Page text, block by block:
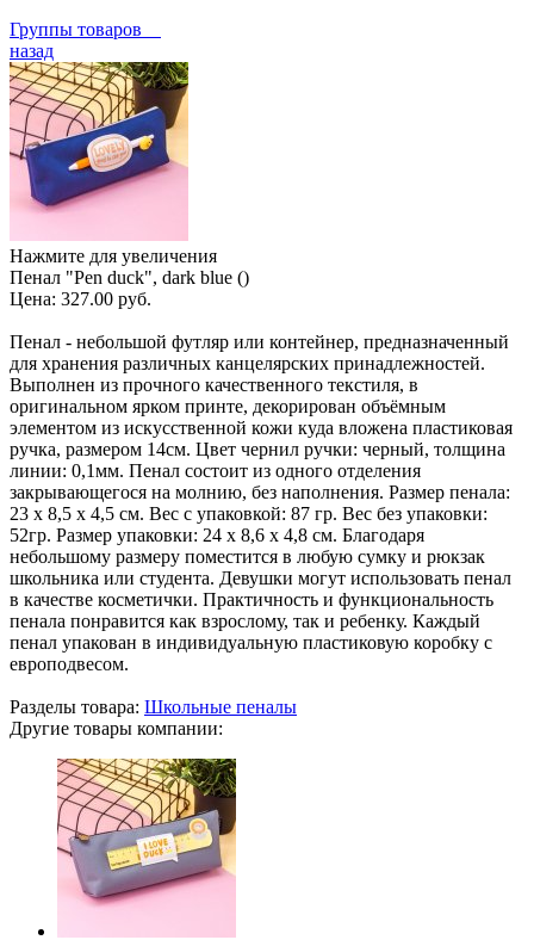
Группы товаров
назад
Нажмите для увеличения
Пенал "Pen duck", dark blue ()
Цена: 327.00 руб.
Пенал - небольшой футляр или контейнер, предназначенный
для хранения различных канцелярских принадлежностей.
Выполнен из прочного качественного текстиля, в
оригинальном ярком принте, декорирован объёмным
элементом из искусственной кожи куда вложена пластиковая
ручка, размером 14см. Цвет чернил ручки: черный, толщина
линии: 0,1мм. Пенал состоит из одного отделения
закрывающегося на молнию, без наполнения. Размер пенала:
23 х 8,5 х 4,5 см. Вес с упаковкой: 87 гр. Вес без упаковки:
52гр. Размер упаковки: 24 х 8,6 х 4,8 см. Благодаря
небольшому размеру поместится в любую сумку и рюкзак
школьника или студента. Девушки могут использовать пенал
в качестве косметички. Практичность и функциональность
пенала понравится как взрослому, так и ребенку. Каждый
пенал упакован в индивидуальную пластиковую коробку с
европодвесом.
Разделы товара: Школьные пеналы
Другие товары компании: